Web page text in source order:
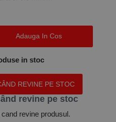
Adauga In Cos
in stoc
REVINE PE STOC
revine pe stoc
revine produsul.